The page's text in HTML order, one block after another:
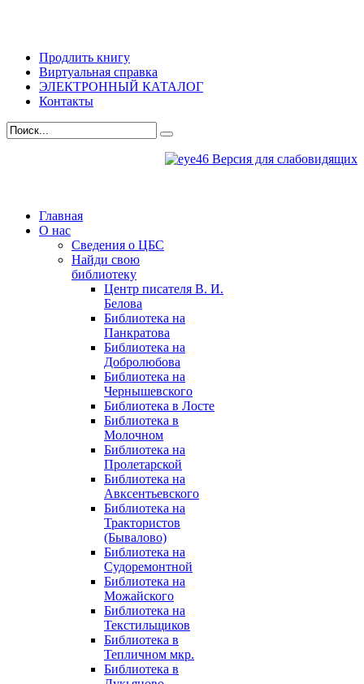
Продлить книгу
Виртуальная справка
ЭЛЕКТРОННЫЙ КАТАЛОГ
Контакты
Версия для слабовидящих
Главная
О нас
Сведения о ЦБС
Найди свою
библиотеку
Центр писателя В. И.
Белова
Библиотека на
Панкратова
Библиотека на
Добролюбова
Библиотека на
Чернышевского
Библиотека в Лосте
Библиотека в
Молочном
Библиотека на
Пролетарской
Библиотека на
Авксентьевского
Библиотека на
Трактористов
(Бывалово)
Библиотека на
Судоремонтной
Библиотека на
Можайского
Библиотека на
Текстильщиков
Библиотека в
Тепличном мкр.
Библиотека в